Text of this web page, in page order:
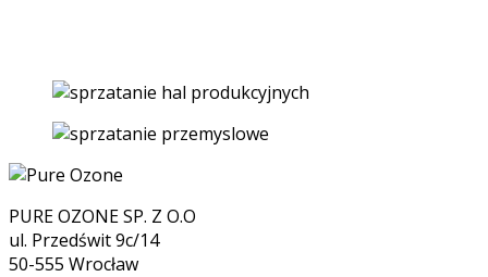
PURE OZONE SP. Z O.O
ul. Przedświt 9c/14
50-555 Wrocław